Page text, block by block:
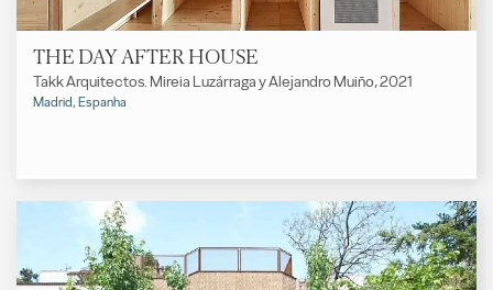
THE DAY AFTER HOUSE
Takk Arquitectos. Mireia Luzárraga y Alejandro Muiño, 2021
Madrid, Espanha